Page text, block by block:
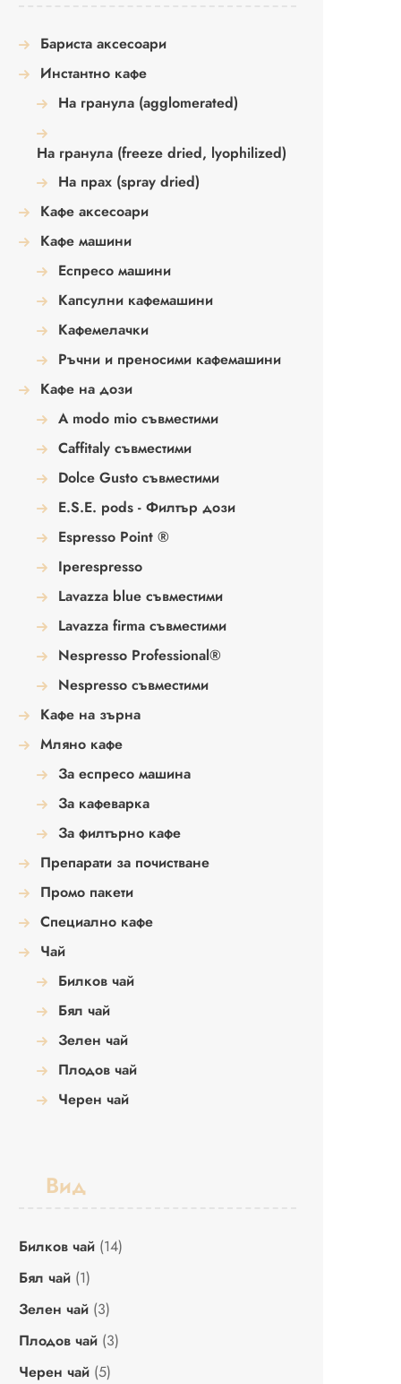
Бариста аксесоари
Инстантно кафе
На гранула (agglomerated)
На гранула (freeze dried, lyophilized)
На прах (spray dried)
Кафе аксесоари
Кафе машини
Еспресо машини
Капсулни кафемашини
Кафемелачки
Ръчни и преносими кафемашини
Кафе на дози
A modo mio съвместими
Caffitaly съвместими
Dolce Gusto съвместими
E.S.E. pods - Филтър дози
Espresso Point ®
Iperespresso
Lavazza blue съвместими
Lavazza firma съвместими
Nespresso Professional®
Nespresso съвместими
Кафе на зърна
Мляно кафе
За еспресо машина
За кафеварка
За филтърно кафе
Препарати за почистване
Промо пакети
Специално кафе
Чай
Билков чай
Бял чай
Зелен чай
Плодов чай
Черен чай
Вид
Билков чай (14)
Бял чай (1)
Зелен чай (3)
Плодов чай (3)
Черен чай (5)